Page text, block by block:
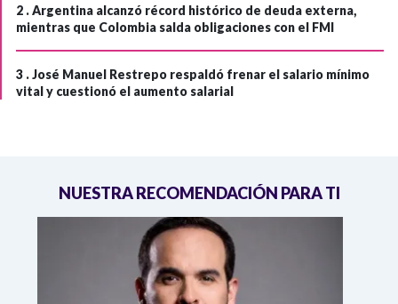
2 .Argentina alcanzó récord histórico de deuda externa,
mientras que Colombia salda obligaciones con el FMI
3 .José Manuel Restrepo respaldó frenar el salario mínimo
vital y cuestionó el aumento salarial
NUESTRA RECOMENDACIÓN PARA TI